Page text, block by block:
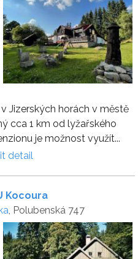
Jizerských horách v městě
cca 1 km od lyžařského
je možnost využít...
detail
Kocoura
, Polubenská 747